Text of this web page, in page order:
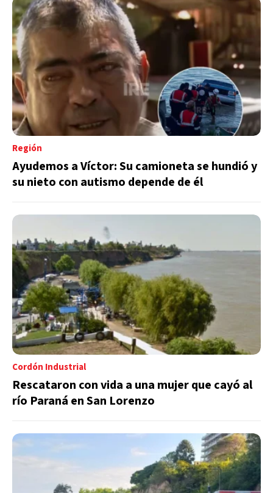
Región
Ayudemos a Víctor: Su camioneta se hundió y
su nieto con autismo depende de él
Cordón Industrial
Rescataron con vida a una mujer que cayó al
río Paraná en San Lorenzo